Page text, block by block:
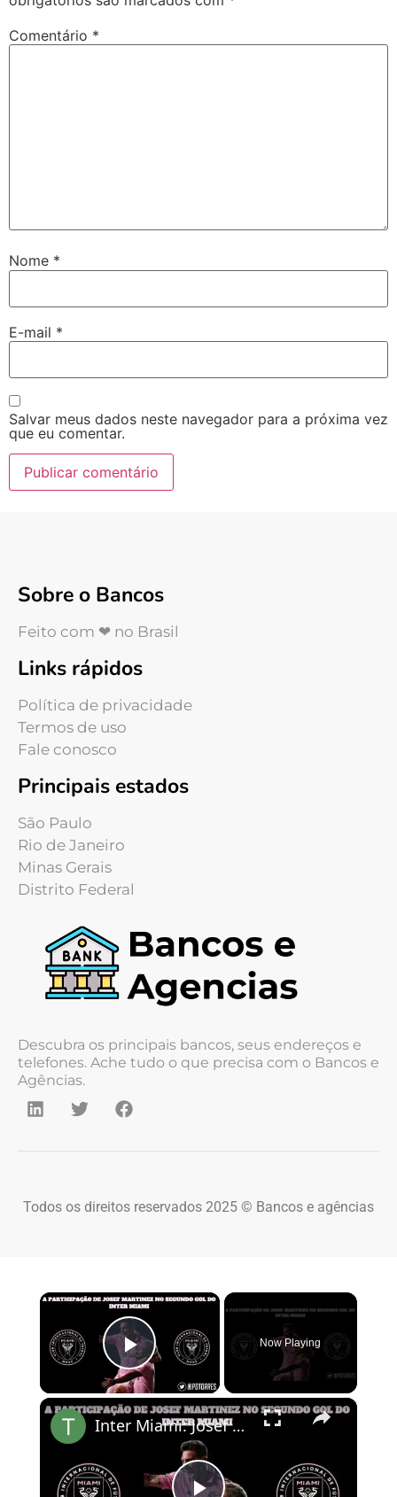
Comentário *
Nome *
E-mail *
Salvar meus dados neste navegador para a próxima vez
que eu comentar.
Sobre o Bancos
Feito com ❤ no Brasil
Links rápidos
Política de privacidade
Termos de uso
Fale conosco
Principais estados
São Paulo
Rio de Janeiro
Minas Gerais
Distrito Federal
Descubra os principais bancos, seus endereços e
telefones. Ache tudo o que precisa com o Bancos e
Agências.
Todos os direitos reservados 2025 © Bancos e agências
×
Play Video
Now Playing
×
Inter Miami: Josef Martinez faz de tudo um pouco e ajuda Messi a marcar